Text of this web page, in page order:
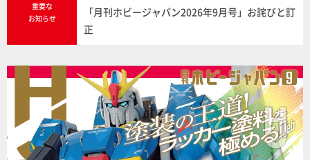
重要な
お知らせ
「月刊ホビージャパン2026年9月号」お詫びと訂
正